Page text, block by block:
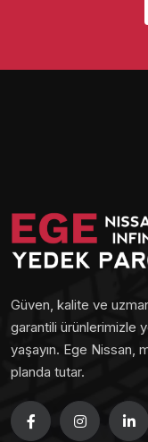
Güven, kalite ve
garantili ürünlerimizle
yaşayın. Ege Nissan,
planda tutar.